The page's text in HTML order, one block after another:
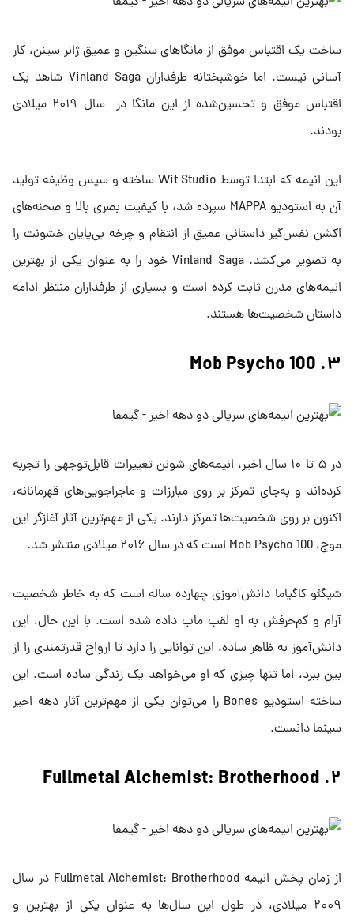
ساخت یک اقتباس موفق از مانگاهای سنگین و عمیق ژانر سینن، کار
آسانی نیست. اما خوشبختانه طرفداران Vinland Saga شاهد یک
اقتباس موفق و تحسین‌شده از این مانگا در سال ۲۰۱۹ میلادی
بودند.
این انیمه که ابتدا توسط Wit Studio ساخته و سپس وظیفه تولید
آن به استودیو MAPPA سپرده شد، با کیفیت بصری بالا و صحنه‌های
اکشن نفس‌گیر داستانی عمیق از انتقام و چرخه بی‌پایان خشونت را
به تصویر می‌کشد. Vinland Saga خود را به عنوان یکی از بهترین
انیمه‌های مدرن ثابت کرده است و بسیاری از طرفداران منتظر ادامه
داستان شخصیت‌ها هستند.
۳. Mob Psycho 100
در ۵ تا ۱۰ سال اخیر، انیمه‌های شونن تغییرات قابل‌توجهی را تجربه
کرده‌اند و به‌جای تمرکز بر روی مبارزات و ماجراجویی‌های قهرمانانه،
اکنون بر روی شخصیت‌ها تمرکز دارند. یکی از مهم‌ترین آثار آغازگر این
موج، Mob Psycho 100 است که در سال ۲۰۱۶ میلادی منتشر شد.
شیگئو کاگیاما دانش‌آموزی چهارده ساله است که به خاطر شخصیت
آرام و کم‌حرفش به او لقب ماب داده شده است. با این حال، این
دانش‌آموز به ظاهر ساده، این توانایی را دارد تا ارواح قدرتمندی را از
بین ببرد، اما تنها چیزی که او می‌خواهد یک زندگی ساده است. این
ساخته استودیو Bones را می‌توان یکی از مهم‌ترین آثار دهه اخیر
سینما دانست.
۲. Fullmetal Alchemist: Brotherhood
از زمان پخش انیمه Fullmetal Alchemist: Brotherhood در سال
۲۰۰۹ میلادی، در طول این سال‌ها به عنوان یکی از بهترین و